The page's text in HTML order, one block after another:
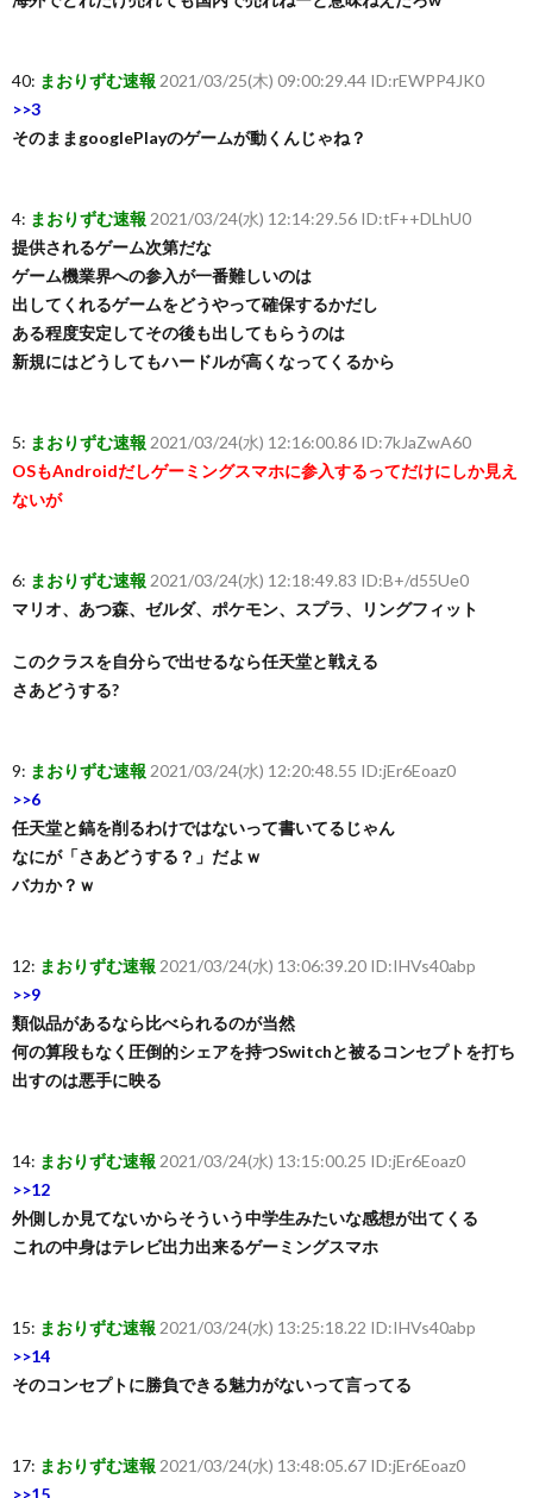
40: まおりずむ速報 2021/03/25(木) 09:00:29.44 ID:rEWPP4JK0
>>3
そのままgooglePlayのゲームが動くんじゃね？
4: まおりずむ速報 2021/03/24(水) 12:14:29.56 ID:tF++DLhU0
提供されるゲーム次第だな
ゲーム機業界への参入が一番難しいのは
出してくれるゲームをどうやって確保するかだし
ある程度安定してその後も出してもらうのは
新規にはどうしてもハードルが高くなってくるから
5: まおりずむ速報 2021/03/24(水) 12:16:00.86 ID:7kJaZwA60
OSもAndroidだしゲーミングスマホに参入するってだけにしか見え
ないが
6: まおりずむ速報 2021/03/24(水) 12:18:49.83 ID:B+/d55Ue0
マリオ、あつ森、ゼルダ、ポケモン、スプラ、リングフィット
このクラスを自分らで出せるなら任天堂と戦える
さあどうする?
9: まおりずむ速報 2021/03/24(水) 12:20:48.55 ID:jEr6Eoaz0
>>6
任天堂と鎬を削るわけではないって書いてるじゃん
なにが「さあどうする？」だよｗ
バカか？ｗ
12: まおりずむ速報 2021/03/24(水) 13:06:39.20 ID:IHVs40abp
>>9
類似品があるなら比べられるのが当然
何の算段もなく圧倒的シェアを持つSwitchと被るコンセプトを打ち
出すのは悪手に映る
14: まおりずむ速報 2021/03/24(水) 13:15:00.25 ID:jEr6Eoaz0
>>12
外側しか見てないからそういう中学生みたいな感想が出てくる
これの中身はテレビ出力出来るゲーミングスマホ
15: まおりずむ速報 2021/03/24(水) 13:25:18.22 ID:IHVs40abp
>>14
そのコンセプトに勝負できる魅力がないって言ってる
17: まおりずむ速報 2021/03/24(水) 13:48:05.67 ID:jEr6Eoaz0
>>15